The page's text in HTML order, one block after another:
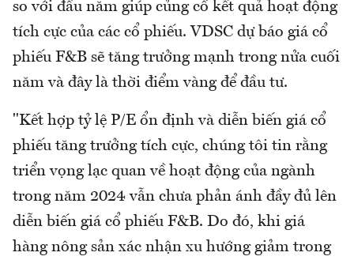
so với đầu năm giúp củng cố kết quả hoạt động
tích cực của các cổ phiếu. VDSC dự báo giá cổ
phiếu F&B sẽ tăng trưởng mạnh trong nửa cuối
năm và đây là thời điểm vàng để đầu tư.
"Kết hợp tỷ lệ P/E ổn định và diễn biến giá cổ
phiếu tăng trưởng tích cực, chúng tôi tin rằng
triển vọng lạc quan về hoạt động của ngành
trong năm 2024 vẫn chưa phản ánh đầy đủ lên
diễn biến giá cổ phiếu F&B. Do đó, khi giá
hàng nông sản xác nhận xu hướng giảm trong